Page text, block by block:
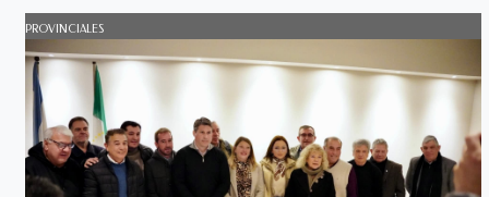
PROVINCIALES